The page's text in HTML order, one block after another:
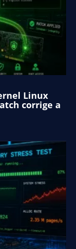
Linux
corrige a